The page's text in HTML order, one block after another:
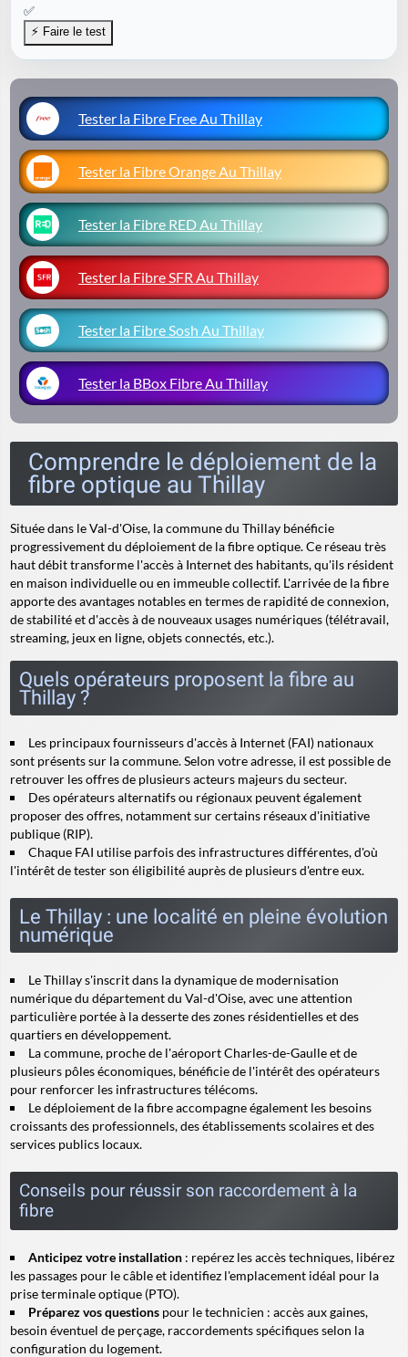
✅
Tester la Fibre Free Au Thillay
Tester la Fibre Orange Au Thillay
Tester la Fibre RED Au Thillay
Tester la Fibre SFR Au Thillay
Tester la Fibre Sosh Au Thillay
Tester la BBox Fibre Au Thillay
Comprendre le déploiement de la
fibre optique au Thillay
Située dans le Val-d'Oise, la commune du Thillay bénéficie
progressivement du déploiement de la fibre optique. Ce réseau très
haut débit transforme l'accès à Internet des habitants, qu'ils résident
en maison individuelle ou en immeuble collectif. L'arrivée de la fibre
apporte des avantages notables en termes de rapidité de connexion,
de stabilité et d'accès à de nouveaux usages numériques (télétravail,
streaming, jeux en ligne, objets connectés, etc.).
Quels opérateurs proposent la fibre au
Thillay ?
Les principaux fournisseurs d'accès à Internet (FAI) nationaux
sont présents sur la commune. Selon votre adresse, il est possible de
retrouver les offres de plusieurs acteurs majeurs du secteur.
Des opérateurs alternatifs ou régionaux peuvent également
proposer des offres, notamment sur certains réseaux d'initiative
publique (RIP).
Chaque FAI utilise parfois des infrastructures différentes, d'où
l'intérêt de tester son éligibilité auprès de plusieurs d'entre eux.
Le Thillay : une localité en pleine évolution
numérique
Le Thillay s'inscrit dans la dynamique de modernisation
numérique du département du Val-d'Oise, avec une attention
particulière portée à la desserte des zones résidentielles et des
quartiers en développement.
La commune, proche de l'aéroport Charles-de-Gaulle et de
plusieurs pôles économiques, bénéficie de l'intérêt des opérateurs
pour renforcer les infrastructures télécoms.
Le déploiement de la fibre accompagne également les besoins
croissants des professionnels, des établissements scolaires et des
services publics locaux.
Conseils pour réussir son raccordement à la
fibre
Anticipez votre installation : repérez les accès techniques, libérez
les passages pour le câble et identifiez l'emplacement idéal pour la
prise terminale optique (PTO).
Préparez vos questions pour le technicien : accès aux gaines,
besoin éventuel de perçage, raccordements spécifiques selon la
configuration du logement.